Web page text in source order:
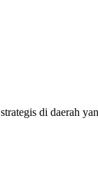
di daerah